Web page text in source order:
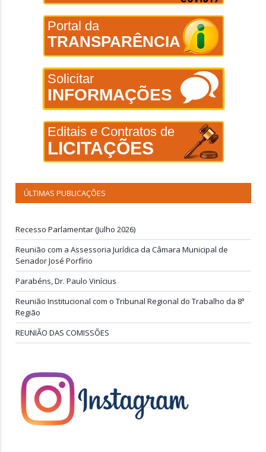
Portal da
TRANSPARÊNCIA
Solicitar
INFORMAÇÕES
Editais e Contratos de
LICITAÇÕES
ÚLTIMAS PUBLICAÇÕES
Recesso Parlamentar (Julho 2026)
Reunião com a Assessoria Jurídica da Câmara Municipal de
Senador José Porfírio
Parabéns, Dr. Paulo Vinícius
Reunião Institucional com o Tribunal Regional do Trabalho da 8ª
Região
REUNIÃO DAS COMISSÕES